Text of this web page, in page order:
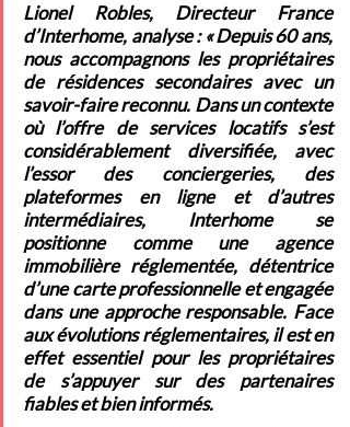
Lionel Robles, Directeur France
d’Interhome, analyse : « Depuis 60 ans,
nous accompagnons les propriétaires
de résidences secondaires avec un
savoir-faire reconnu. Dans un contexte
où l’offre de services locatifs s’est
considérablement diversifiée, avec
l’essor des conciergeries, des
plateformes en ligne et d’autres
intermédiaires, Interhome se
positionne comme une agence
immobilière réglementée, détentrice
d’une carte professionnelle et engagée
dans une approche responsable. Face
aux évolutions réglementaires, il est en
effet essentiel pour les propriétaires
de s’appuyer sur des partenaires
fiables et bien informés.